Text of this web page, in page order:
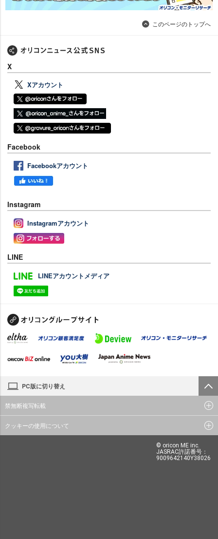
このページのトップへ
X
Xアカウント
Facebook
Facebookアカウント
Instagram
Instagramアカウント
LINE
LINEアカウントメディア
PC版に切り替え
禁無断複写転載
クッキーの使用について
© oricon ME inc.
JASRAC許諾番号：
9009642140Y38026